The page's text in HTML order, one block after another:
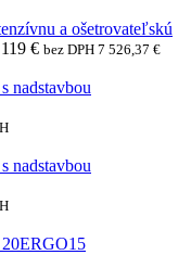
a ošetrovateľskú
€ bez DPH 7 526,37 €
nadstavbou
nadstavbou